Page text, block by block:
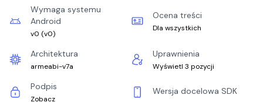
Wymaga systemu
Android
v0 (v0)
Ocena treści
Dla wszystkich
Architektura
armeabi-v7a
Uprawnienia
Wyświetl 3 pozycji
Podpis
Zobacz
Wersja docelowa SDK